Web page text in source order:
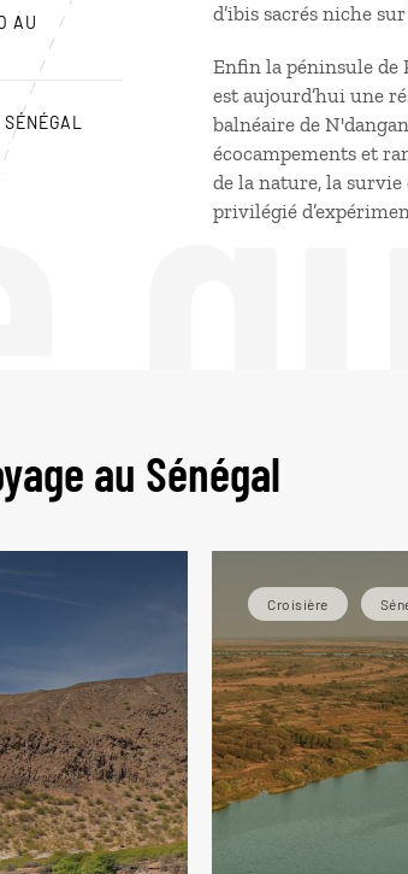
AU
d’ibis sacrés niche
Enfin la péninsule de
est aujourd’hui une
balnéaire de
écocampements et
de la nature, la
privilégié
au Sénégal
Croisière